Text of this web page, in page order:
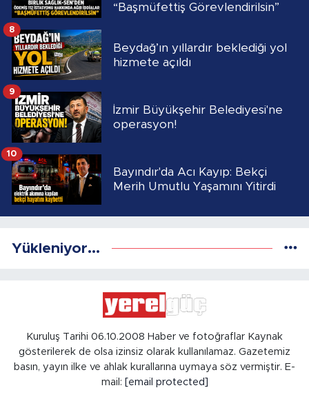
“Başmüfettiş Görevlendirilsin”
Beydağ’ın yıllardır beklediği yol
hizmete açıldı
8
İzmir Büyükşehir Belediyesi'ne
operasyon!
9
Bayındır'da Acı Kayıp: Bekçi
Merih Umutlu Yaşamını Yitirdi
10
Yükleniyor...
Kuruluş Tarihi 06.10.2008 Haber ve fotoğraflar Kaynak
gösterilerek de olsa izinsiz olarak kullanılamaz. Gazetemiz
basın, yayın ilke ve ahlak kurallarına uymaya söz vermiştir. E-
mail:
[email protected]